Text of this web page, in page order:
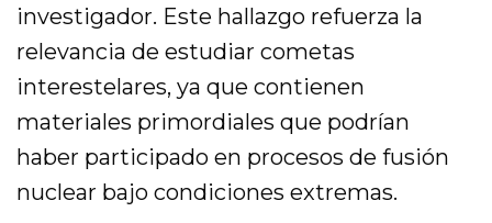
investigador. Este hallazgo refuerza la
relevancia de estudiar cometas
interestelares, ya que contienen
materiales primordiales que podrían
haber participado en procesos de fusión
nuclear bajo condiciones extremas.